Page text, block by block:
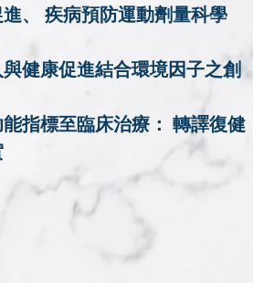
、 疾病預防運動劑量科學
健康促進結合環境因子之創
指標至臨床治療： 轉譯復健